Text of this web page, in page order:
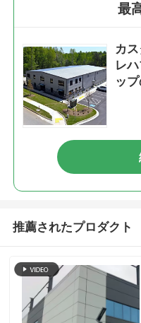
最
カ
レ
ッ
推薦されたプロダクト